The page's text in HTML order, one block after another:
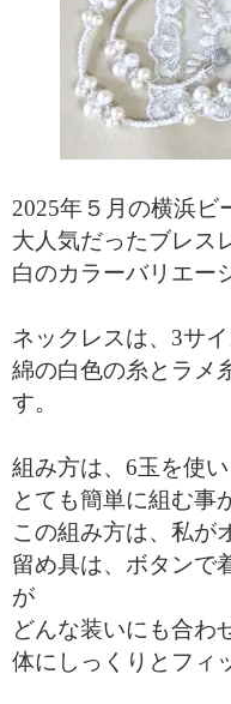
2025年５月の横浜ビ
大人気だったブレス
白のカラーバリエー
ネックレスは、3サ
綿の白色の糸とラメ
す。
組み方は、6玉を使
とても簡単に組む事
この組み方は、私が
留め具は、ボタンで
が
どんな装いにも合わ
体にしっくりとフィ